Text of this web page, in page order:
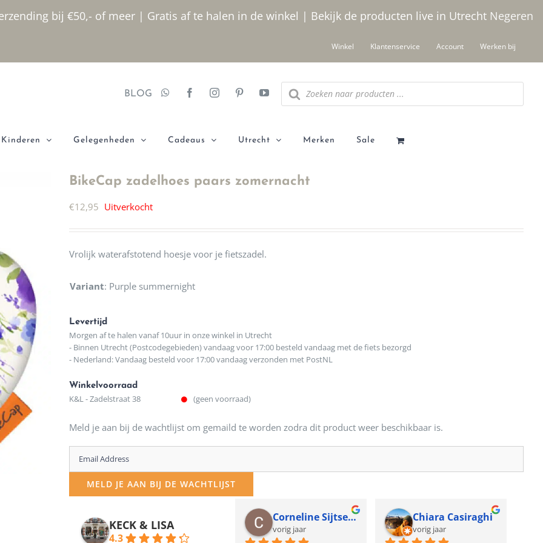
bij €50,- of meer | Gratis af te halen in de winkel | Bekijk de producten live in Utrecht Negeren
Winkel Klantenservice Account Werken bij
BLOG
Producten
zoeken
Kinderen Gelegenheden Cadeaus Utrecht Merken Sale
BikeCap zadelhoes paars zomernacht
€12,95 Uitverkocht
Vrolijk waterafstotend hoesje voor je fietszadel.
Variant: Purple summernight
Levertijd
Morgen af te halen vanaf 10uur in onze winkel in Utrecht
- Binnen Utrecht (Postcodegebieden) vandaag voor 17:00 besteld vandaag met de fiets bezorgd
- Nederland: Vandaag besteld voor 17:00 vandaag verzonden met PostNL
Winkelvoorraad
K&L - Zadelstraat 38 (geen voorraad)
Meld je aan bij de wachtlijst om gemaild te worden zodra dit product weer beschikbaar is.
Enter
your
email
MELD JE AAN BIJ DE WACHTLIJST
KECK & LISA
4.3
12 maanden geleden
Corneline Sijtsema
vorig jaar
Chiara Casiraghi
vorig jaar